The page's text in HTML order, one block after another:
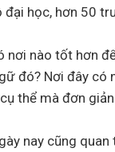
học, hơn 50
nơi nào tốt hơn
đó? Nơi đây
thể mà đơn
nay cũng